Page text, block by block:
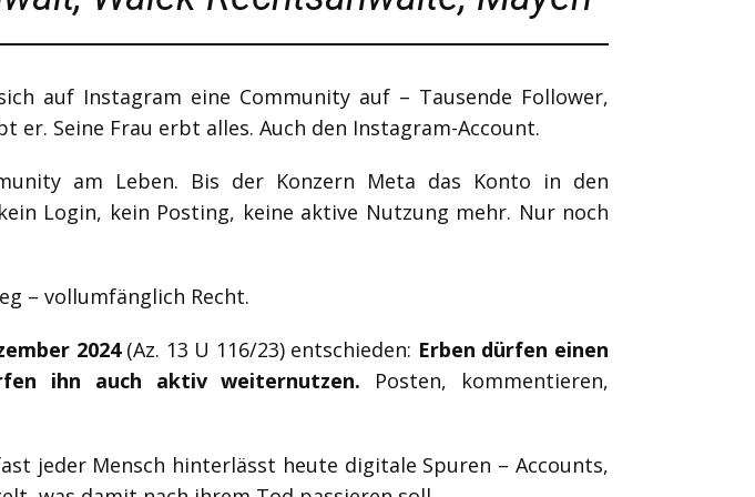
auf Instagram eine Community auf – Tausende Follower,
Seine Frau erbt alles. Auch den Instagram-Account.
am Leben. Bis der Konzern Meta das Konto in den
Login, kein Posting, keine aktive Nutzung mehr. Nur noch
– vollumfänglich Recht.
2024(Az. 13 U 116/23) entschieden: Erben dürfen einen
ihn auch aktiv weiternutzen. Posten, kommentieren,
jeder Mensch hinterlässt heute digitale Spuren – Accounts,